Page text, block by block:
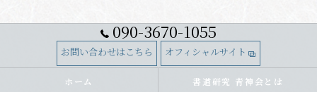
090-3670-1055
お問い合わせはこちら オフィシャルサイト
ホーム 書道研究 青神会とは